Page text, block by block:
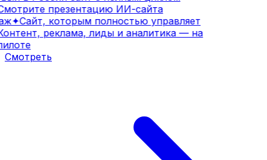
презентацию ИИ-сайта
✦Сайт, которым полностью управляет
реклама, лиды и аналитика — на
Смотреть